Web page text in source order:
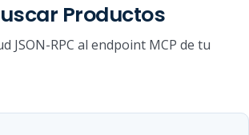
Productos
JSON-RPC al endpoint MCP de tu